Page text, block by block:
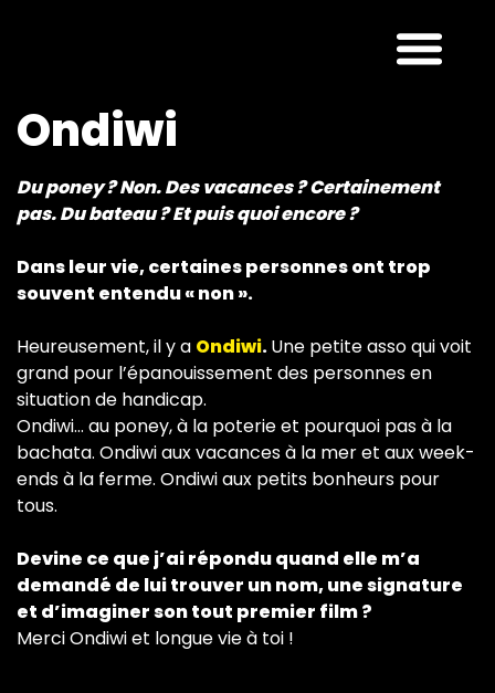
Ondiwi
Du poney ? Non. Des vacances ? Certainement
pas. Du bateau ? Et puis quoi encore ?
Dans leur vie, certaines personnes ont trop
souvent entendu « non ».
Heureusement, il y a Ondiwi.Une petite asso qui voit
grand pour l’épanouissement des personnes en
situation de handicap.
Ondiwi… au poney, à la poterie et pourquoi pas à la
bachata. Ondiwi aux vacances à la mer et aux week-
ends à la ferme. Ondiwi aux petits bonheurs pour
tous.
Devine ce que j’ai répondu quand elle m’a
demandé de lui trouver un nom, une signature
et d’imaginer son tout premier film ?
Merci Ondiwi et longue vie à toi !